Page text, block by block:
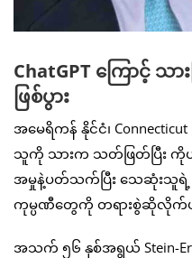
ChatGPT ကြောင့်
ဖြစ်ပွား
အမေရိကန် နိုင်ငံ၊
သူကို သားက သတ်ဖြတ်ပြီး
အမှုနဲ့ပတ်သက်ပြီး သေဆုံးသူရဲ့ မိ
ကုမ္ပဏီတွေကို တရားစွဲဆိုလိုက်
အသက် ၅၆ နှစ်အရွယ် Stein-